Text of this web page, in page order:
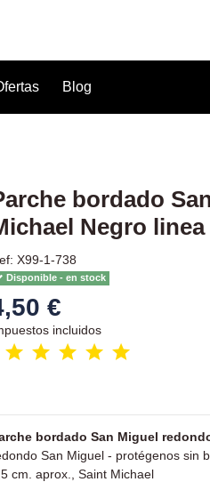
Blog
bordado
Negro linea
X99-1-738
Disponible - en stock
€
incluidos
bordado San Miguel
San Miguel - protégenos sin
cm. aprox., Saint Michael